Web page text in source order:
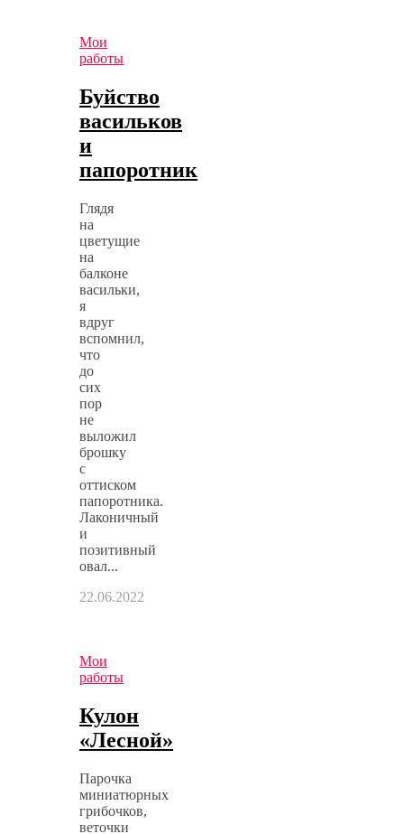
Мои
работы
Буйство
васильков
и
папоротник
Глядя
на
цветущие
на
балконе
васильки,
я
вдруг
вспомнил,
что
до
сих
пор
не
выложил
брошку
с
оттиском
папоротника.
Лаконичный
и
позитивный
овал...
22.06.2022
Мои
работы
Кулон
«Лесной»
Парочка
миниатюрных
грибочков,
веточки